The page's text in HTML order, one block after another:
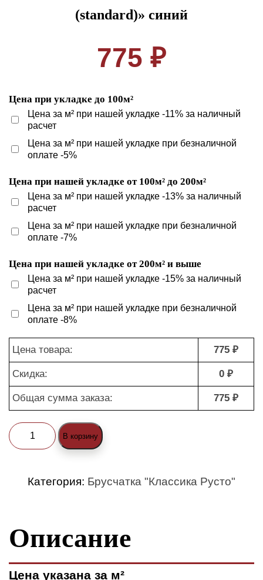
(standard)» синий
775 ₽
Цена при укладке до 100м²
Цена за м² при нашей укладке -11% за наличный
расчет
Цена за м² при нашей укладке при безналичной
оплате -5%
Цена при нашей укладке от 100м² до 200м²
Цена за м² при нашей укладке -13% за наличный
расчет
Цена за м² при нашей укладке при безналичной
оплате -7%
Цена при нашей укладке от 200м² и выше
Цена за м² при нашей укладке -15% за наличный
расчет
Цена за м² при нашей укладке при безналичной
оплате -8%
Цена товара: 775 ₽
Скидка: 0 ₽
Общая сумма заказа: 775 ₽
Количество
товара
1-
(standard)"
В корзину
Категория: Брусчатка "Классика Русто"
Описание
Цена указана за м²